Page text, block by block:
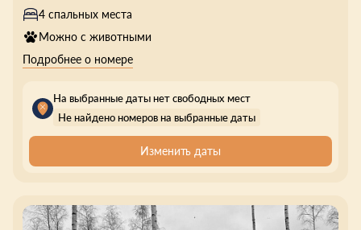
4 спальных места
Можно с животными
Подробнее о номере
На выбранные даты нет свободных мест
Не найдено номеров на выбранные даты
Изменить даты